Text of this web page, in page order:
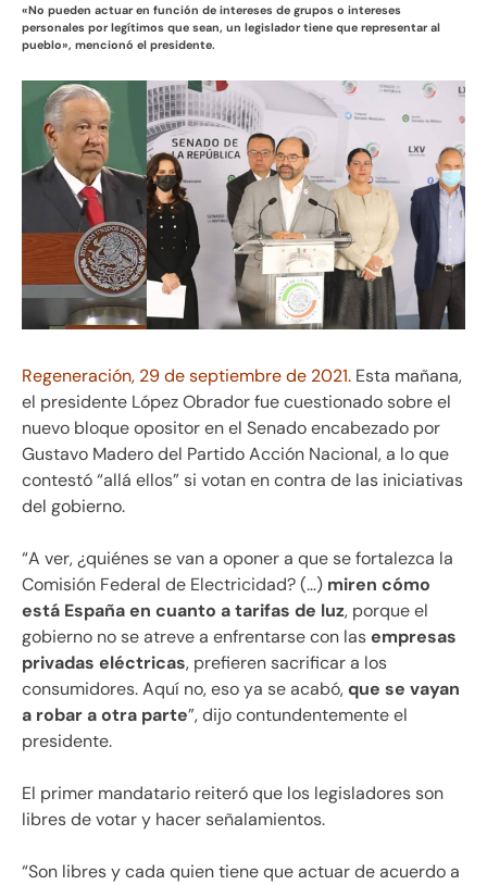
«No pueden actuar en función de intereses de grupos o intereses
personales por legítimos que sean, un legislador tiene que representar al
pueblo», mencionó el presidente.
Regeneración, 29 de septiembre de 2021. Esta mañana,
el presidente López Obrador fue cuestionado sobre el
nuevo bloque opositor en el Senado encabezado por
Gustavo Madero del Partido Acción Nacional, a lo que
contestó “allá ellos” si votan en contra de las iniciativas
del gobierno.
“A ver, ¿quiénes se van a oponer a que se fortalezca la
Comisión Federal de Electricidad? (…) miren cómo
está España en cuanto atarifas de luz, porque el
gobierno no se atreve a enfrentarse con lasempresas
privadas eléctricas, prefieren sacrificar a los
consumidores. Aquí no, eso ya se acabó,que se vayan
a robar a otra parte”, dijo contundentemente el
presidente.
El primer mandatario reiteró que los legisladores son
libres de votar y hacer señalamientos.
“Son libres y cada quien tiene que actuar de acuerdo a